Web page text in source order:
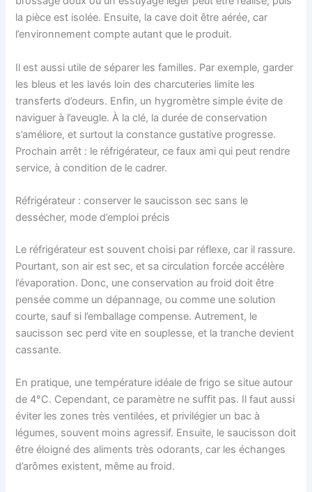
la pièce est isolée. Ensuite, la cave doit être aérée, car
l’environnement compte autant que le produit.
Il est aussi utile de séparer les familles. Par exemple, garder
les bleus et les lavés loin des charcuteries limite les
transferts d’odeurs. Enfin, un hygromètre simple évite de
naviguer à l’aveugle. À la clé, la durée de conservation
s’améliore, et surtout la constance gustative progresse.
Prochain arrêt : le réfrigérateur, ce faux ami qui peut rendre
service, à condition de le cadrer.
Réfrigérateur : conserver le saucisson sec sans le
dessécher, mode d’emploi précis
Le réfrigérateur est souvent choisi par réflexe, car il rassure.
Pourtant, son air est sec, et sa circulation forcée accélère
l’évaporation. Donc, une conservation au froid doit être
pensée comme un dépannage, ou comme une solution
courte, sauf si l’emballage compense. Autrement, le
saucisson sec perd vite en souplesse, et la tranche devient
cassante.
En pratique, une température idéale de frigo se situe autour
de 4°C. Cependant, ce paramètre ne suffit pas. Il faut aussi
éviter les zones très ventilées, et privilégier un bac à
légumes, souvent moins agressif. Ensuite, le saucisson doit
être éloigné des aliments très odorants, car les échanges
d’arômes existent, même au froid.